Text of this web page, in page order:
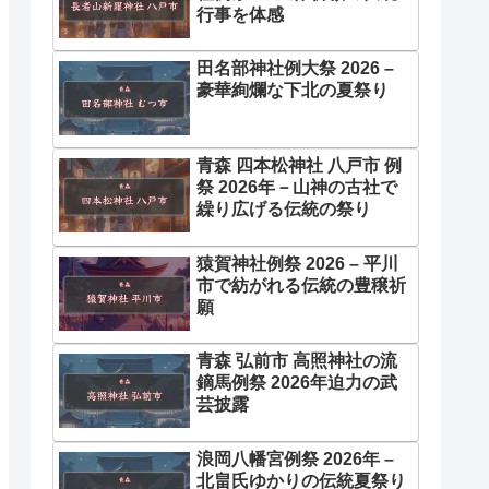
行事を体感
田名部神社例大祭 2026 –
豪華絢爛な下北の夏祭り
青森 四本松神社 八戸市 例
祭 2026年－山神の古社で
繰り広げる伝統の祭り
猿賀神社例祭 2026 – 平川
市で紡がれる伝統の豊穣祈
願
青森 弘前市 高照神社の流
鏑馬例祭 2026年迫力の武
芸披露
浪岡八幡宮例祭 2026年 –
北畠氏ゆかりの伝統夏祭り